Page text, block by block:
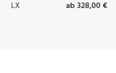
LX ab 328,00 €